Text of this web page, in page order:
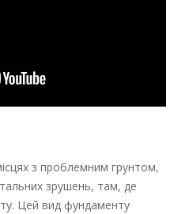
з проблемним грунтом,
зрушень, там, де
Цей вид фундаменту